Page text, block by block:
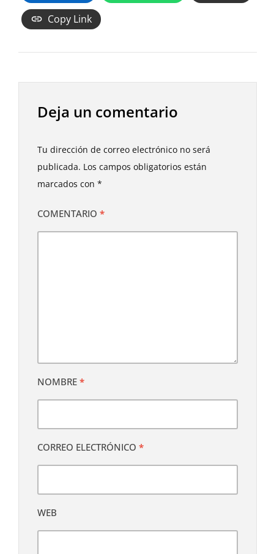
Copy Link
Deja un comentario
Tu dirección de correo electrónico no será
publicada. Los campos obligatorios están
marcados con *
COMENTARIO *
NOMBRE *
CORREO ELECTRÓNICO *
WEB